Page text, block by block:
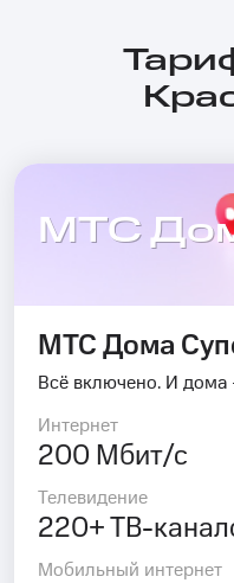
МТС
МТС Дома
Всё включено. И дома
Интернет
200 Мбит/с
Телевидение
220+ ТВ-
Мобильный интернет